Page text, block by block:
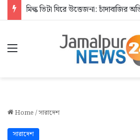
Menu
Home/সারাদেশ
সারাদেশ